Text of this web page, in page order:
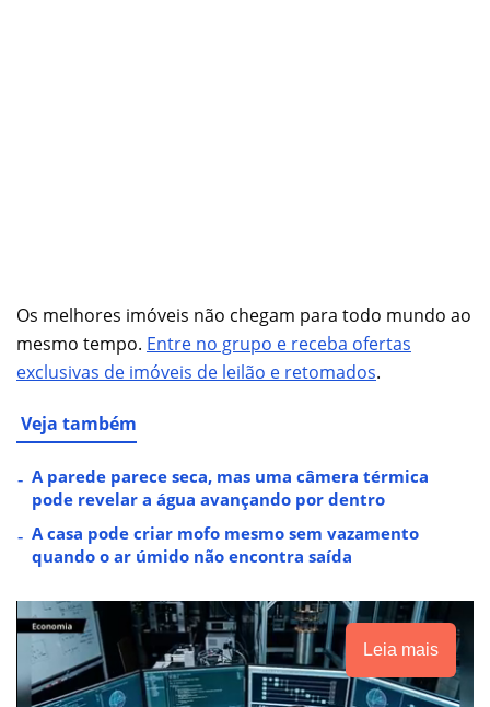
Os melhores imóveis não chegam para todo mundo ao
mesmo tempo. Entre no grupo e receba ofertas
exclusivas de imóveis de leilão e retomados.
Veja também
A parede parece seca, mas uma câmera térmica
pode revelar a água avançando por dentro
A casa pode criar mofo mesmo sem vazamento
quando o ar úmido não encontra saída
Leia mais